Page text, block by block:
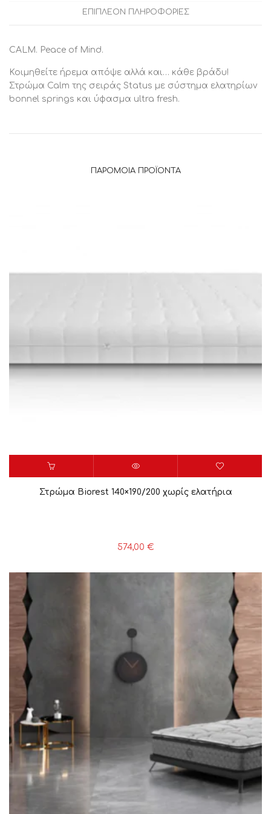
ΕΠΙΠΛΈΟΝ ΠΛΗΡΟΦΟΡΊΕΣ
CALM. Peace of Mind.
Κοιμηθείτε ήρεμα απόψε αλλά και… κάθε βράδυ!
Στρώμα Calm της σειράς Status με σύστημα ελατηρίων
bonnel springs και ύφασμα ultra fresh.
ΠΑΡΌΜΟΙΑ ΠΡΟΪΌΝΤΑ
Στρώμα Biorest 140×190/200 χωρίς ελατήρια
574,00 €